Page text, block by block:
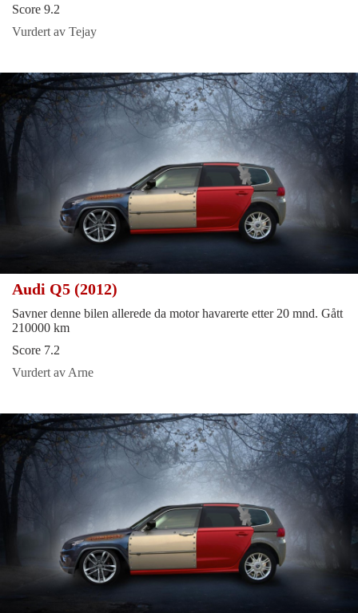
Score 9.2
Vurdert av Tejay
Audi Q5 (2012)
Savner denne bilen allerede da motor havarerte etter 20 mnd. Gått
210000 km
Score 7.2
Vurdert av Arne